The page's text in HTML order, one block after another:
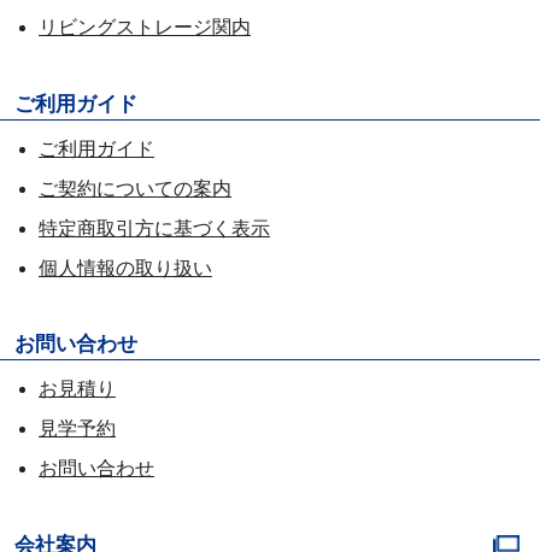
リビングストレージ関内
ご利用ガイド
ご利用ガイド
ご契約についての案内
特定商取引方に基づく表示
個人情報の取り扱い
お問い合わせ
お見積り
見学予約
お問い合わせ
会社案内